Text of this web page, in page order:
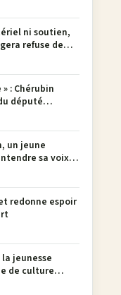
ni soutien,
refuse de
: Chérubin
député
en 137
un jeune
sa voix à
redonne espoir
jeunesse
de culture